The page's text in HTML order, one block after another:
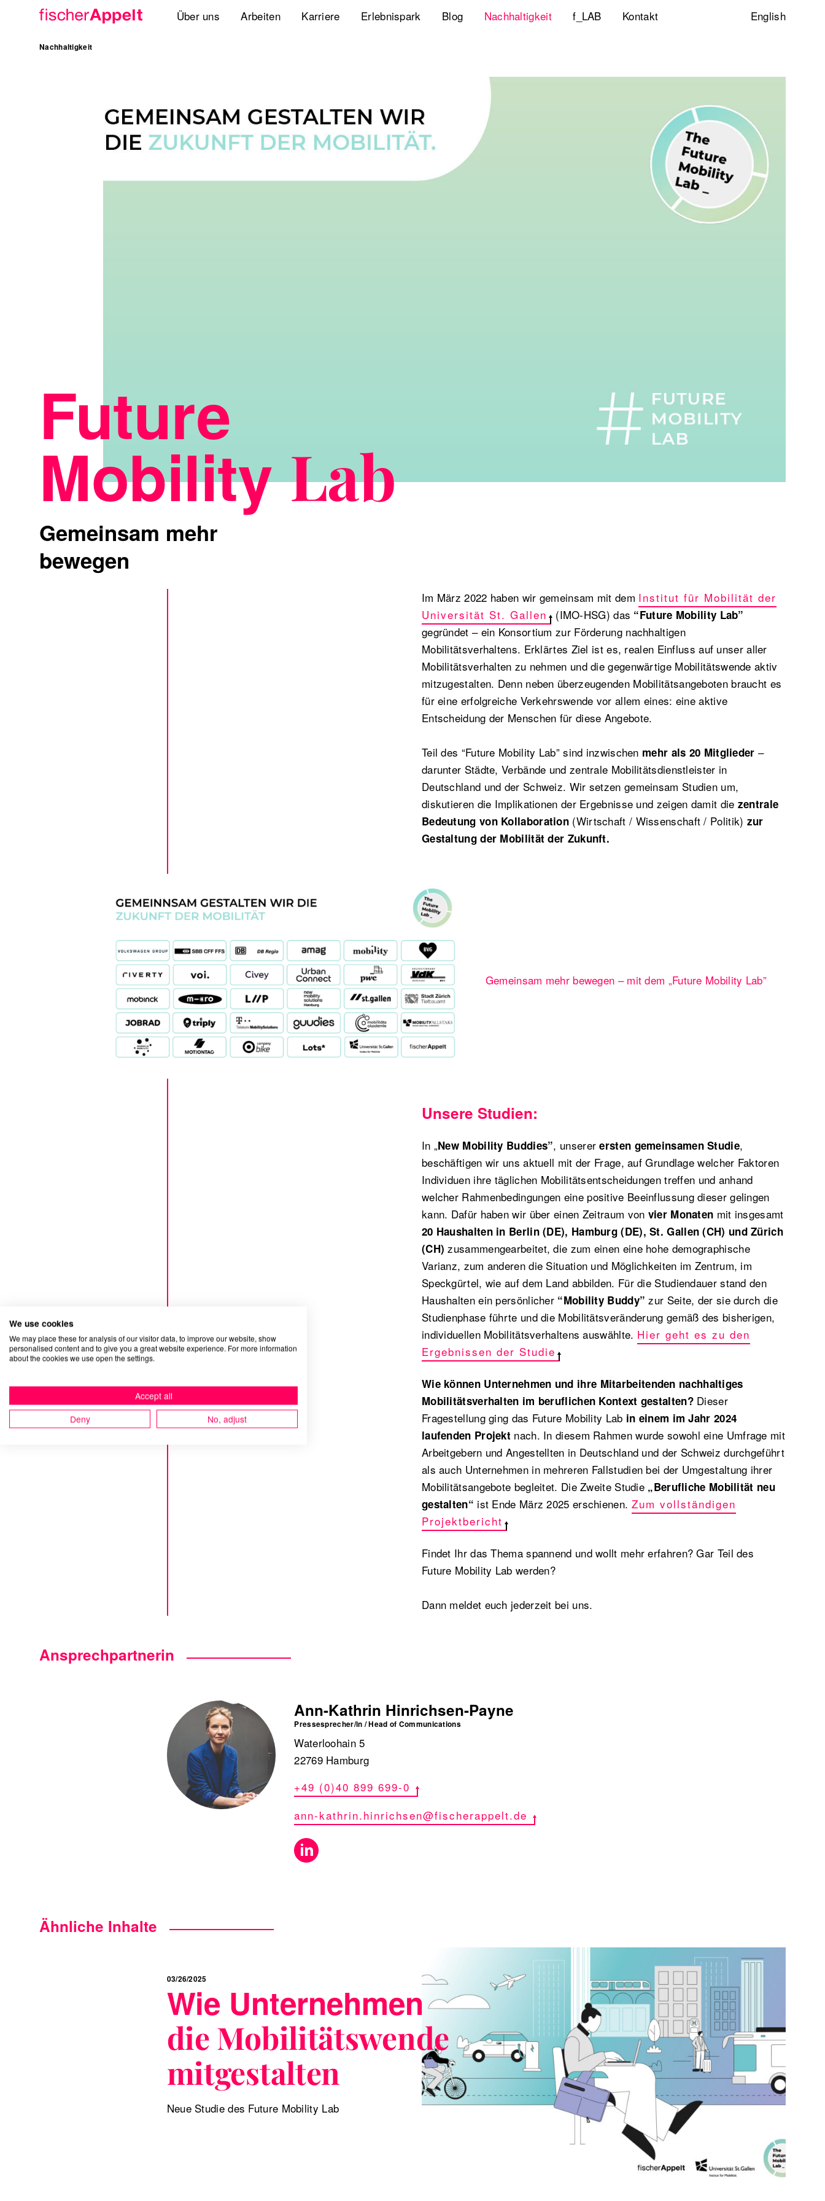
Über uns
Lösungen
Standorte
Arbeiten Karriere Erlebnispark
Meet fischerAppelt
Podcast
Blog Nachhaltigkeit
Diversity, Equity & Inclusion
Future Mobility Lab
f_LAB Kontakt English
Nachhaltigkeit
Future
MobilityLab
Gemeinsam mehr
bewegen
Im März 2022 haben wir gemeinsam mit dem Institut für Mobilität der
Universität St. Gallen (IMO-HSG) das “Future Mobility Lab”
gegründet – ein Konsortium zur Förderung nachhaltigen
Mobilitätsverhaltens. Erklärtes Ziel ist es, realen Einfluss auf unser aller
Mobilitätsverhalten zu nehmen und die gegenwärtige Mobilitätswende aktiv
mitzugestalten. Denn neben überzeugenden Mobilitätsangeboten braucht es
für eine erfolgreiche Verkehrswende vor allem eines: eine aktive
Entscheidung der Menschen für diese Angebote.
Teil des “Future Mobility Lab” sind inzwischen mehr als 20 Mitglieder –
darunter Städte, Verbände und zentrale Mobilitätsdienstleister in
Deutschland und der Schweiz. Wir setzen gemeinsam Studien um,
diskutieren die Implikationen der Ergebnisse und zeigen damit die zentrale
Bedeutung von Kollaboration (Wirtschaft / Wissenschaft / Politik) zur
Gestaltung der Mobilität der Zukunft.
Gemeinsam mehr bewegen – mit dem „Future Mobility Lab”
Unsere Studien:
In „New Mobility Buddies”, unsererersten gemeinsamen Studie,
beschäftigen wir uns aktuell mit der Frage, auf Grundlage welcher Faktoren
Individuen ihre täglichen Mobilitätsentscheidungen treffen und anhand
welcher Rahmenbedingungen eine positive Beeinflussung dieser gelingen
kann. Dafür haben wir über einen Zeitraum von vier Monaten mit insgesamt
20 Haushalten in Berlin (DE), Hamburg (DE), St. Gallen (CH) und Zürich
(CH)zusammengearbeitet, die zum einen eine hohe demographische
Varianz, zum anderen die Situation und Möglichkeiten im Zentrum, im
Speckgürtel, wie auf dem Land abbilden. Für die Studiendauer stand den
Haushalten ein persönlicher “Mobility Buddy” zur Seite, der sie durch die
Studienphase führte und die Mobilitätsveränderung gemäß des bisherigen,
individuellen Mobilitätsverhaltens auswählte. Hier geht es zu den
Ergebnissen der Studie
Wie können Unternehmen und ihre Mitarbeitenden nachhaltiges
Mobilitätsverhalten im beruflichen Kontext gestalten?Dieser
Fragestellung ging das Future Mobility Lab in einem im Jahr 2024
laufenden Projekt nach. In diesem Rahmen wurde sowohl eine Umfrage mit
Arbeitgebern und Angestellten in Deutschland und der Schweiz durchgeführt
als auch Unternehmen in mehreren Fallstudien bei der Umgestaltung ihrer
Mobilitätsangebote begleitet. Die Zweite Studie „Berufliche Mobilität neu
gestalten“ ist Ende März 2025 erschienen. Zum vollständigen
Projektbericht
Findet Ihr das Thema spannend und wollt mehr erfahren? Gar Teil des
Future Mobility Lab werden?
Dann meldet euch jederzeit bei uns.
Ansprechpartnerin
Ann-Kathrin Hinrichsen-Payne
Pressesprecher/in / Head of Communications
Waterloohain 5
22769 Hamburg
+49 (0)40 899 699-0
ann-kathrin.hinrichsen@fischerappelt.de
Ähnliche Inhalte
03/26/2025
Wie Unternehmen
die Mobilitätswende
mitgestalten
Neue Studie des Future Mobility Lab
We use cookies
We may place these for analysis of our visitor data, to improve our website, show
personalised content and to give you a great website experience. For more information
about the cookies we use open the settings.
Accept all
Deny
No, adjust